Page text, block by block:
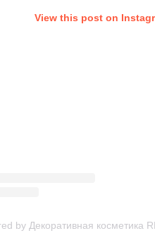
View this post on
by Декоративная косметика